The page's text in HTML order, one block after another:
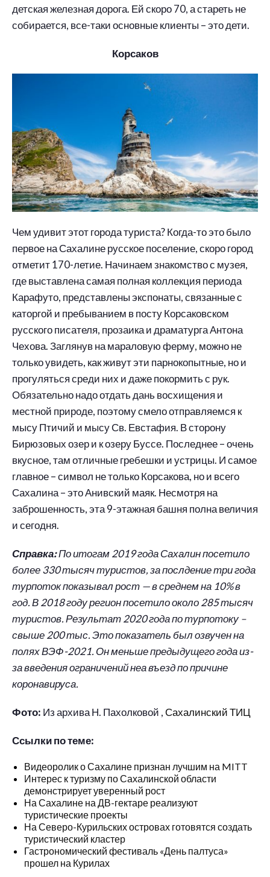
детская железная дорога. Ей скоро 70, а стареть не
собирается, все-таки основные клиенты – это дети.
Корсаков
Чем удивит этот города туриста? Когда-то это было
первое на Сахалине русское поселение, скоро город
отметит 170-летие. Начинаем знакомство с музея,
где выставлена самая полная коллекция периода
Карафуто, представлены экспонаты, связанные с
каторгой и пребыванием в посту Корсаковском
русского писателя, прозаика и драматурга Антона
Чехова. Заглянув на мараловую ферму, можно не
только увидеть, как живут эти парнокопытные, но и
прогуляться среди них и даже покормить с рук.
Обязательно надо отдать дань восхищения и
местной природе, поэтому смело отправляемся к
мысу Птичий и мысу Св. Евстафия. В сторону
Бирюзовых озер и к озеру Буссе. Последнее – очень
вкусное, там отличные гребешки и устрицы. И самое
главное – символ не только Корсакова, но и всего
Сахалина – это Анивский маяк. Несмотря на
заброшенность, эта 9-этажная башня полна величия
и сегодня.
Справка:По итогам 2019 года Сахалин посетило
более 330 тысяч туристов, за послдение три года
турпоток показывал рост — в среднем на 10% в
год. В 2018 году регион посетило около 285 тысяч
туристов. Результат 2020 года по турпотоку –
свыше 200 тыс. Это показатель был озвучен на
полях ВЭФ-2021. Он меньше предыдущего года из-
за введения ограничений неа въезд по причине
коронавируса.
Фото: Из архива Н. Пахолковой ,Сахалинский ТИЦ
Ссылки по теме:
Видеоролик о Сахалине признан лучшим на MITT
Интерес к туризму по Сахалинской области
демонстрирует уверенный рост
На Сахалине на ДВ-гектаре реализуют
туристические проекты
На Северо-Курильских островах готовятся создать
туристический кластер
Гастрономический фестиваль «День палтуса»
прошел на Курилах